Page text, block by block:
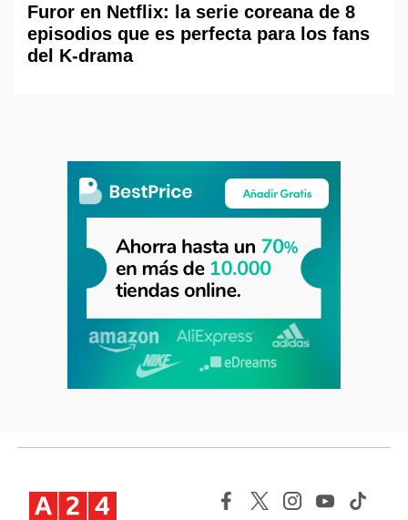
Furor en Netflix: la serie coreana de 8
episodios que es perfecta para los fans
del K-drama